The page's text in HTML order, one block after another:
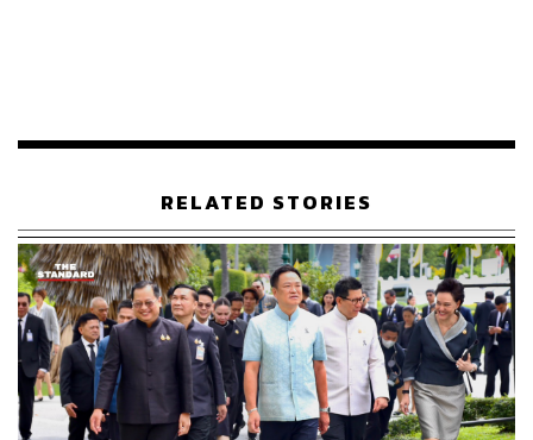
กลุ่มแนวร่วมธรรมศาสตร์และการชุมนุม
กลุ่ม 24 มิถุนาประชาธิปไตย
กลุ่มเครือข่ายแรงงานเพื่อสิทธิประชาชน
คณะก้าวหน้า
กลุ่มฟื้นฟูประชาธิปไตย
กลุ่ม iLaw
กลุ่มเฟมินิสต์ปลดแอก
RELATED STORIES